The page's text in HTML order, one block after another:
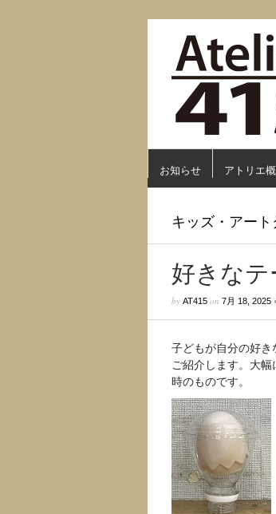
お知らせ アトリエ
キッズ・アー
好きな
by AT415on 7月 18, 2025
子どもが自分の好
ご紹介します。大
時のものです。